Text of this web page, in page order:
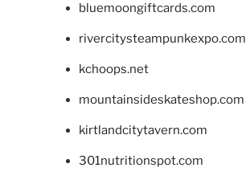
bluemoongiftcards.com
rivercitysteampunkexpo.com
kchoops.net
mountainsideskateshop.com
kirtlandcitytavern.com
301nutritionspot.com